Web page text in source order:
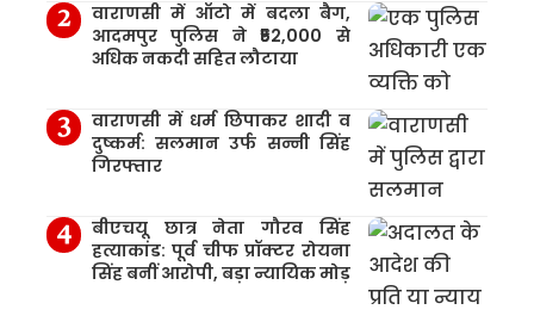
वाराणसी में ऑटो में बदला बैग,
आदमपुर पुलिस ने ₹52,000 से
अधिक नकदी सहित लौटाया
वाराणसी में धर्म छिपाकर शादी व
दुष्कर्म: सलमान उर्फ सन्नी सिंह
गिरफ्तार
बीएचयू छात्र नेता गौरव सिंह
हत्याकांड: पूर्व चीफ प्रॉक्टर रोयना
सिंह बनीं आरोपी, बड़ा न्यायिक मोड़